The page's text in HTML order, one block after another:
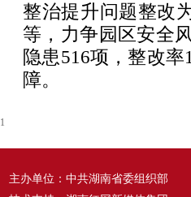
整治提升问题整改
等，力争园区安全
隐患516项，整改
障。
1
主办单位：中共湖南省委组织部